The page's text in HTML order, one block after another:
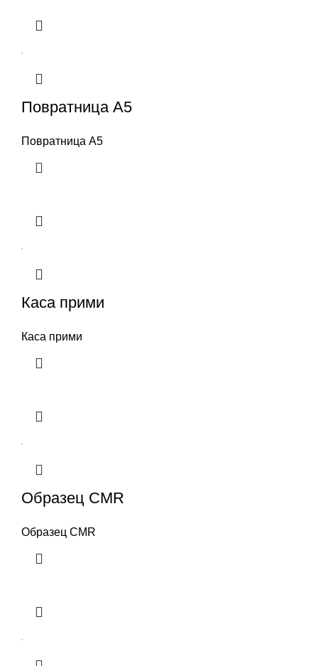
Повратница А5
Повратница А5
Каса прими
Каса прими
Образец CMR
Образец CMR